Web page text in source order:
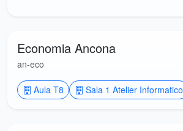
Economia Ancona
an-eco
Aula T8 Sala 1 Atelier Informatico